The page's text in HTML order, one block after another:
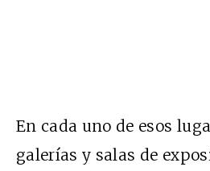
En cada uno de esos
galerías y salas de